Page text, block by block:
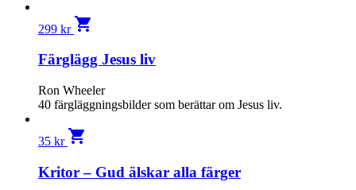
299 kr shopping_cart
Färglägg Jesus liv
Ron Wheeler
40 färgläggningsbilder som berättar om Jesus liv.
35 kr shopping_cart
Kritor – Gud älskar alla färger